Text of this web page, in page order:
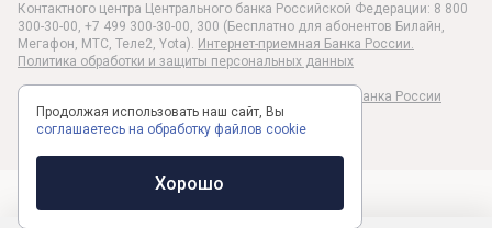
Контактного центра Центрального банка Российской Федерации: 8 800
300-30-00, +7 499 300-30-00, 300 (Бесплатно для абонентов Билайн,
Мегафон, МТС, Теле2, Yota). Интернет-приемная Банка России.
Политика обработки и защиты персональных данных
Раскрытие информации в соответствии c Указанием Банка России
№6496-У
Продолжая использовать наш сайт, Вы
соглашаетесь на обработку файлов cookie
Хорошо